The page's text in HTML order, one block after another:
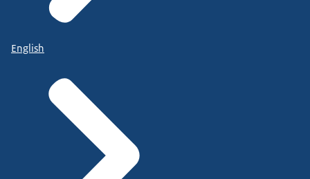
English